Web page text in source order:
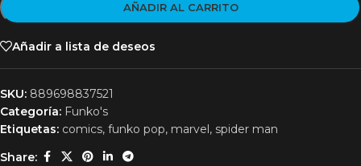
AÑADIR AL CARRITO
Añadir a lista de deseos
SKU: 889698837521
Categoría: Funko's
Etiquetas: comics, funko pop, marvel , spider man
Share: